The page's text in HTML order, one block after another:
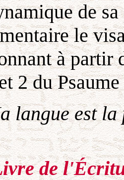
de
le
à partir
2 du
langue est la
de